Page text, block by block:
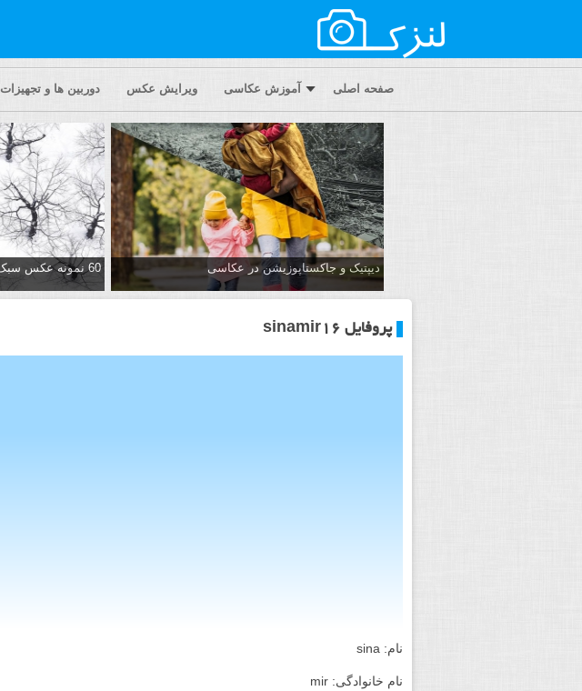
صفحه اصلی آموزش عکاسی ویرایش عکس دوربین ها و تجهیزات
دیپتیک و جاکستا‌پوزیشن در عکاسی 60 نمونه عکس سبک ماکسیمالیسم
پروفایل sinamir16
نام: sina
نام خانوادگی: mir